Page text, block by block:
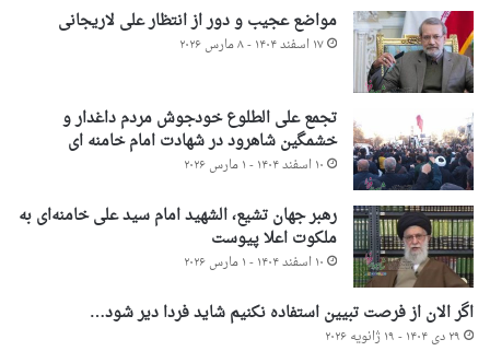
مواضع عجیب و دور از انتظار علی لاریجانی
۱۷ اسفند ۱۴۰۴ - ۸ مارس ۲۰۲۶
تجمع علی الطلوع خودجوش مردم داغدار و
خشمگین شاهرود در شهادت امام خامنه ای
۱۰ اسفند ۱۴۰۴ - ۱ مارس ۲۰۲۶
رهبر جهان تشیع، الشهید امام سید علی خامنه‌ای به
ملکوت اعلا پیوست
۱۰ اسفند ۱۴۰۴ - ۱ مارس ۲۰۲۶
اگر الان از فرصت تبیین استفاده نکنیم شاید فردا دیر شود…
۲۹ دی ۱۴۰۴ - ۱۹ ژانویه ۲۰۲۶